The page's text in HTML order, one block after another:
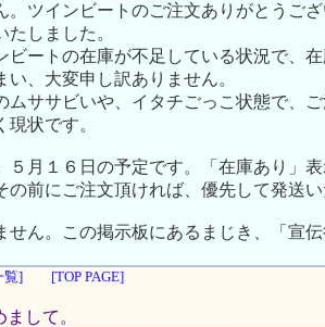
。ツインビートのご注文ありがとうござ
たしました。
ビートの在庫が不足している状況で、
い、大変申し訳ありません。
ムササビいや、イタチごっこ状態で、
現状です。
５月１６日の予定です。「在庫あり」表
の前にご注文頂ければ、優先して発送い
せん。この掲示板にあるまじき、「宣
覧] [TOP PAGE]
まして。